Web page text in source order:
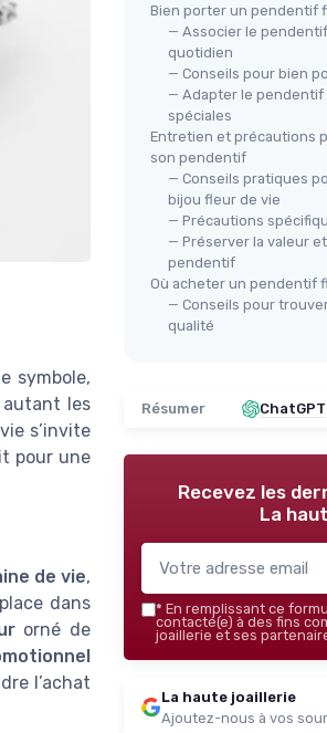
symbole,
autant les
s’invite
pour une
de vie,
dans
orné de
l’achat
Bien porter un pendentif
— Associer le
quotidien
— Conseils pour bien
— Adapter le pendentif
spéciales
Entretien et précautions
son pendentif
— Conseils pratiques
bijou fleur de vie
— Précautions
— Préserver la valeur
pendentif
Où acheter un pendentif
— Conseils pour
qualité
Résumer ChatGPT
Recevez les
La
* En remplissant ce
contacté(e) à des fins
joaillerie et ses
La haute joaillerie
Ajoutez-nous à vos